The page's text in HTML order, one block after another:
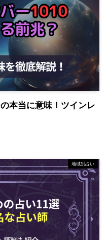
本当に意味！ツインレ
地域別占い